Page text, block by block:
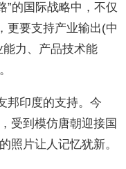
”的国际战略中，不仅
更要支持产业输出(中
力、产品技术能
邦印度的支持。今
受到模仿唐朝迎接国
照片让人记忆犹新。